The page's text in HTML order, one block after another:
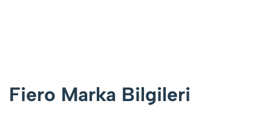
Fiero Marka Bilgileri